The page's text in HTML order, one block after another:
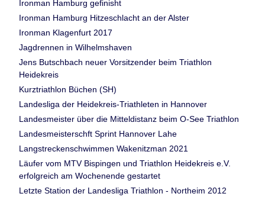
Ironman Hamburg gefinisht
Ironman Hamburg Hitzeschlacht an der Alster
Ironman Klagenfurt 2017
Jagdrennen in Wilhelmshaven
Jens Butschbach neuer Vorsitzender beim Triathlon
Heidekreis
Kurztriathlon Büchen (SH)
Landesliga der Heidekreis-Triathleten in Hannover
Landesmeister über die Mitteldistanz beim O-See Triathlon
Landesmeisterschft Sprint Hannover Lahe
Langstreckenschwimmen Wakenitzman 2021
Läufer vom MTV Bispingen und Triathlon Heidekreis e.V.
erfolgreich am Wochenende gestartet
Letzte Station der Landesliga Triathlon - Northeim 2012